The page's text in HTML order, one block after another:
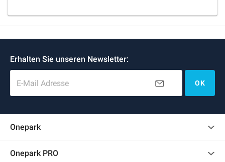
Erhalten Sie unseren Newsletter:
E-Mail Adresse OK
Onepark
Onepark PRO